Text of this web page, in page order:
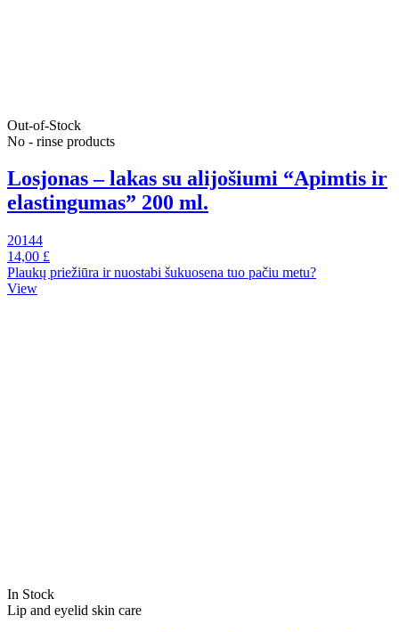
Out-of-Stock
No - rinse products
Losjonas – lakas su alijošiumi “Apimtis ir
elastingumas” 200 ml.
20144
14,00 £
Plaukų priežiūra ir nuostabi šukuosena tuo pačiu metu?
View
In Stock
Lip and eyelid skin care